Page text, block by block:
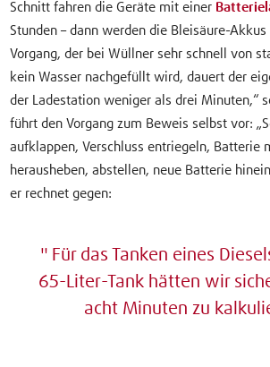
Schnitt fahren die Geräte mit einer
Stunden – dann werden die Bleisäure-
Vorgang, der bei Wüllner sehr schnell von
kein Wasser nachgefüllt wird, dauert der
der Ladestation weniger als drei Minuten,“
führt den Vorgang zum Beweis selbst vor:
aufklappen, Verschluss entriegeln, Batterie
herausheben, abstellen, neue Batterie
er rechnet gegen:
Für das Tanken eines
65-Liter-Tank hätten wir
acht Minuten zu